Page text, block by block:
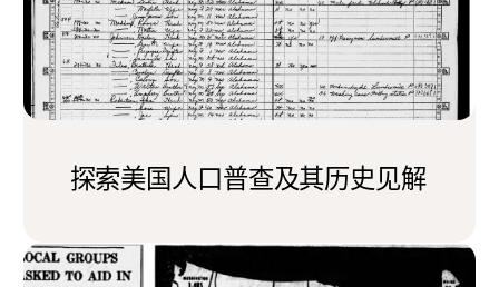
探索美国人口普查及其历史见解